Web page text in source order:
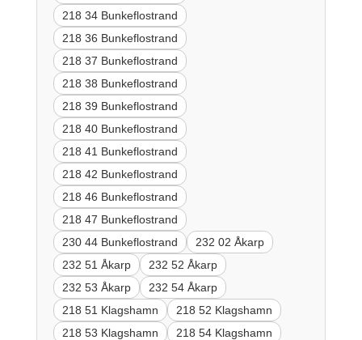
218 34 Bunkeflostrand
218 36 Bunkeflostrand
218 37 Bunkeflostrand
218 38 Bunkeflostrand
218 39 Bunkeflostrand
218 40 Bunkeflostrand
218 41 Bunkeflostrand
218 42 Bunkeflostrand
218 46 Bunkeflostrand
218 47 Bunkeflostrand
230 44 Bunkeflostrand
232 02 Åkarp
232 51 Åkarp
232 52 Åkarp
232 53 Åkarp
232 54 Åkarp
218 51 Klagshamn
218 52 Klagshamn
218 53 Klagshamn
218 54 Klagshamn